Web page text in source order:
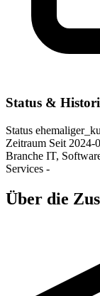
Status &
Status
Zeitraum Seit 2024-
Branche IT,
Services -
Über die